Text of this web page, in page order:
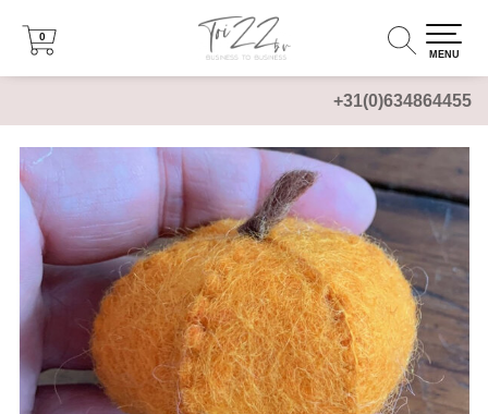
+31(0)634864455
0
0
MENU